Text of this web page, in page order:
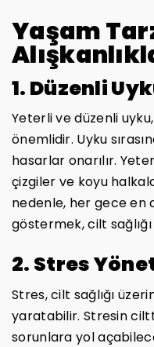
Yaşam
1. Düzenli
Yeterli ve düzenli
önemlidir. Uyku
hasarlar onarılır.
çizgiler ve koyu
nedenle, her gece en
göstermek, cilt sağlığı
2. Stres
Stres, cilt sağlığı
yaratabilir. Stresin
sorunlara yol